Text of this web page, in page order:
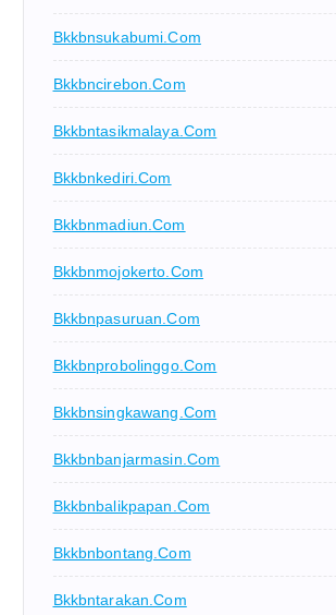
Bkkbnsukabumi.com
Bkkbncirebon.com
Bkkbntasikmalaya.com
Bkkbnkediri.com
Bkkbnmadiun.com
Bkkbnmojokerto.com
Bkkbnpasuruan.com
Bkkbnprobolinggo.com
Bkkbnsingkawang.com
Bkkbnbanjarmasin.com
Bkkbnbalikpapan.com
Bkkbnbontang.com
Bkkbntarakan.com